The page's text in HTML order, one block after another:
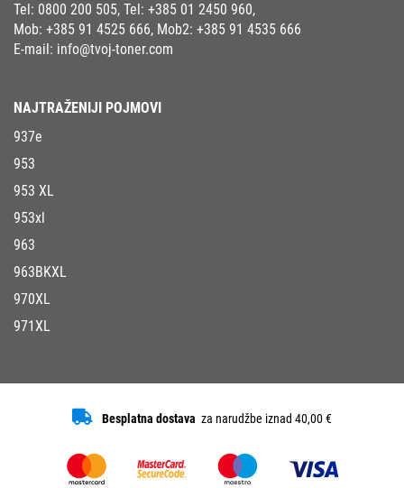
Tel: 0800 200 505, Tel: +385 01 2450 960,
Mob: +385 91 4525 666, Mob2: +385 91 4535 666
E-mail: info@tvoj-toner.com
NAJTRAŽENIJI POJMOVI
937e
953
953 XL
953xl
963
963BKXL
970XL
971XL
Besplatna dostava za narudžbe iznad 40,00 €